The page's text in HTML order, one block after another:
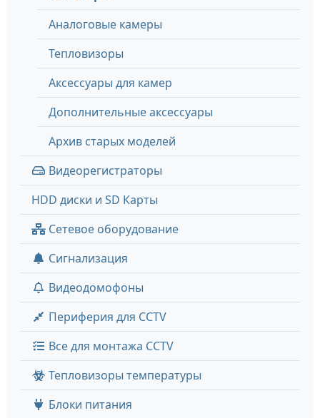
Аналоговые камеры
Тепловизоры
Аксессуары для камер
Дополнительные аксессуары
Архив старых моделей
Видеорегистраторы
HDD диски и SD Карты
Сетевое оборудование
Сигнализация
Видеодомофоны
Периферия для CCTV
Все для монтажа CCTV
Тепловизоры температуры
Блоки питания